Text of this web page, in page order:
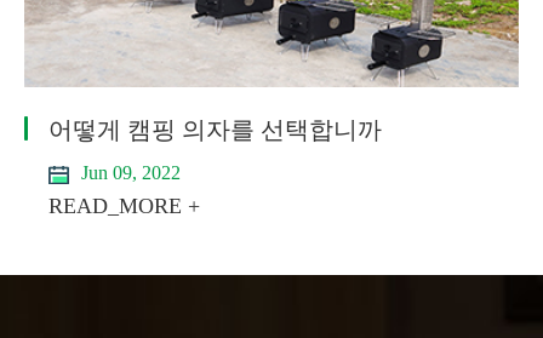
어떻게 캠핑 의자를 선택합니까
Jun 09, 2022
READ_MORE +